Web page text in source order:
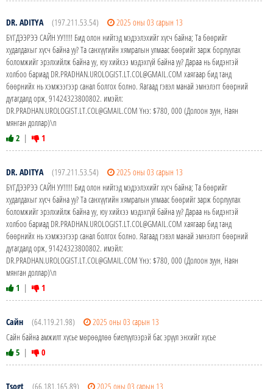
DR. ADITYA (197.211.53.54)
2025 оны 03 сарын 13
БҮГДЭЭРЭЭ САЙН УУ!!!!! Бид олон нийтэд мэдээлэхийг хүсч байна; Та бөөрийг
худалдахыг хүсч байна уу? Та санхүүгийн хямралын улмаас бөөрийг зарж борлуулах
боломжийг эрэлхийлж байна уу, юу хийхээ мэдэхгүй байна уу? Дараа нь бидэнтэй
холбоо бариад DR.PRADHAN.UROLOGIST.LT.COL@GMAIL.COM хаягаар бид танд
бөөрнийх нь хэмжээгээр санал болгох болно. Яагаад гэвэл манай эмнэлэгт бөөрний
дутагдалд орж, 91424323800802. имэйл:
DR.PRADHAN.UROLOGIST.LT.COL@GMAIL.COM Yнэ: $780, 000 (Долоон зуун, Наян
мянган доллар)\n
2 | 1
DR. ADITYA (197.211.53.54)
2025 оны 03 сарын 13
БҮГДЭЭРЭЭ САЙН УУ!!!!! Бид олон нийтэд мэдээлэхийг хүсч байна; Та бөөрийг
худалдахыг хүсч байна уу? Та санхүүгийн хямралын улмаас бөөрийг зарж борлуулах
боломжийг эрэлхийлж байна уу, юу хийхээ мэдэхгүй байна уу? Дараа нь бидэнтэй
холбоо бариад DR.PRADHAN.UROLOGIST.LT.COL@GMAIL.COM хаягаар бид танд
бөөрнийх нь хэмжээгээр санал болгох болно. Яагаад гэвэл манай эмнэлэгт бөөрний
дутагдалд орж, 91424323800802. имэйл:
DR.PRADHAN.UROLOGIST.LT.COL@GMAIL.COM Yнэ: $780, 000 (Долоон зуун, Наян
мянган доллар)\n
1 | 1
Сайн (64.119.21.98)
2025 оны 03 сарын 13
Сайн байна амжилт хүсье мөрөөдлөө биелүүлээрэй бас эрүүл энхийг хүсье
5 | 0
Tsogt (66.181.165.89) 2025 оны 03 сарын 13